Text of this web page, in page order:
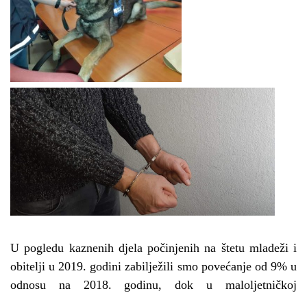
U pogledu kaznenih djela počinjenih na štetu mladeži i
obitelji u 2019. godini zabilježili smo povećanje od 9% u
odnosu na 2018. godinu, dok u maloljetničkoj